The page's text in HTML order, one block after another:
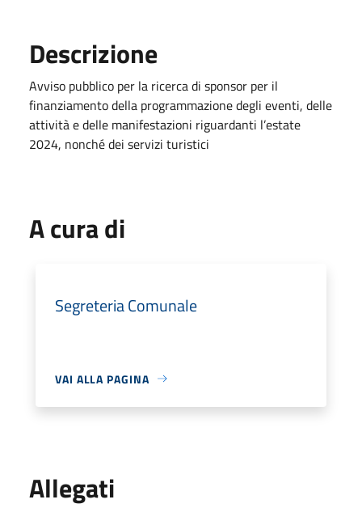
Descrizione
Avviso pubblico per la ricerca di sponsor per il
finanziamento della programmazione degli eventi, delle
attività e delle manifestazioni riguardanti l’estate
2024, nonché dei servizi turistici
A cura di
Segreteria Comunale
VAI ALLA PAGINA
Allegati